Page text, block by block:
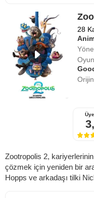
28
Zootropolis 2,
çözmek için yeniden bir
Hopps ve arkadaşı tilki